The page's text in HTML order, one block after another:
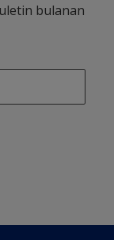
bulanan